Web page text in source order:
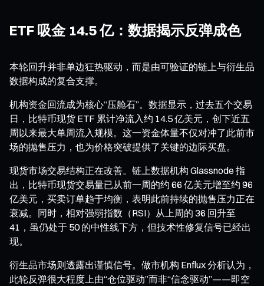
ETF 吸金 14.5 亿：数据揭示反弹成色
本轮回升并非单边狂热驱动，而是由可验证的链上与衍生品
数据构成的复合支撑。
机构资金回流成为核心“压舱石”。数据显示，过去五个交易
日，比特币现货 ETF 累计净流入约 14.5 亿美元，创下近五
周以来最大单周流入规模。这一资金体量不仅对冲了此前市
场的抛售压力，也为价格突破提供了关键的边际买盘。
现货市场交易结构正在改善。链上数据机构 Glassnode 指
出，比特币现货交易量已从前一周的约 66 亿美元增至约 96
亿美元，买卖订单趋于均衡，表明此前持续的抛售压力正在
衰减。同时，相对强弱指数（RSI）从上周的 36 回升至
41，虽仍处于 50 的中性线下方，但技术性修复信号已经出
现。
衍生品市场则透露出谨慎信号。做市机构 Enflux 分析认为，
此轮反弹很大程度上由“仓位驱动”而非“信念驱动”——即空